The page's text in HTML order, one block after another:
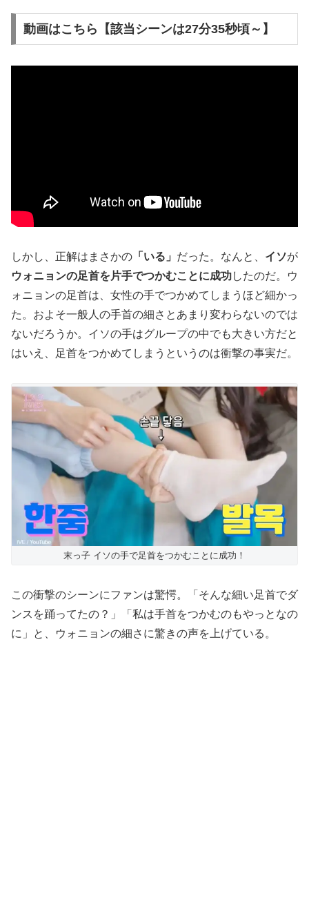
動画はこちら【該当シーンは27分35秒頃～】
しかし、正解はまさかの 「いる」 だった。なんと、 イソが
ウォニョンの足首を片手でつかむことに成功したのだ。ウ
ォニョンの足首は、女性の手でつかめてしまうほど細かっ
た。およそ一般人の手首の細さとあまり変わらないのでは
ないだろうか。イソの手はグループの中でも大きい方だと
はいえ、足首をつかめてしまうというのは衝撃の事実だ。
末っ子 イソの手で足首をつかむことに成功！
この衝撃のシーンにファンは驚愕。「そんな細い足首でダ
ンスを踊ってたの？」「私は手首をつかむのもやっとなの
に」と、ウォニョンの細さに驚きの声を上げている。